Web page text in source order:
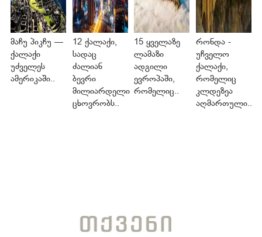
მაჩუ პიკჩუ —
ქალაქი
უძველეს
ამერიკაში..
12 ქალაქი,
სადაც
ძალიან
ბევრი
მილიარდელი
ცხოვრობს..
15 ყველაზე
ლამაზი
ადგილი
ევროპაში,
რომელიც..
რონდა -
უჩველო
ქალაქი,
რომელიც
კლდეზეა
აღმართული..